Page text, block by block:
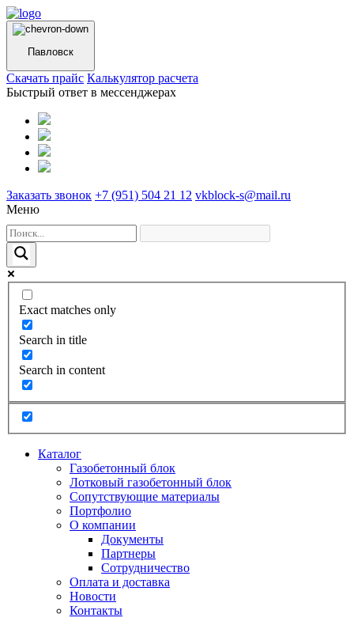
Павловск
Cкачать прайс Калькулятор расчета
Быстрый ответ в мессенджерах
Заказать звонок +7 (951) 504 21 12 vkblock-s@mail.ru
Меню
Exact matches only
Search in title
Search in content
Каталог
Газобетонный блок
Лотковый газобетонный блок
Сопутствующие материалы
Портфолио
О компании
Документы
Партнеры
Сотрудничество
Оплата и доставка
Новости
Контакты